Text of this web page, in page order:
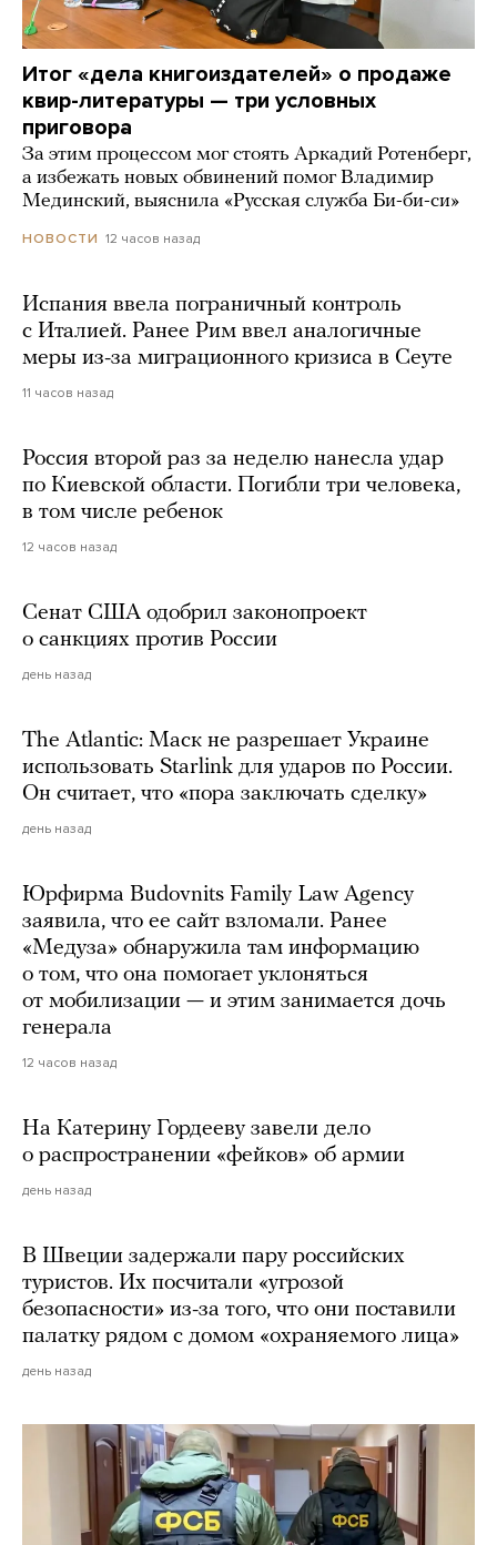
Итог «дела книгоиздателей» о продаже
квир-литературы — три условных
приговора
За этим процессом мог стоять Аркадий Ротенберг,
а избежать новых обвинений помог Владимир
Мединский, выяснила «Русская служба Би-би-си»
НОВОСТИ 12 часов назад
Испания ввела пограничный контроль
с Италией. Ранее Рим ввел аналогичные
меры из-за миграционного кризиса в Сеуте
11 часов назад
Россия второй раз за неделю нанесла удар
по Киевской области. Погибли три человека,
в том числе ребенок
12 часов назад
Сенат США одобрил законопроект
о санкциях против России
день назад
The Atlantic: Маск не разрешает Украине
использовать Starlink для ударов по России.
Он считает, что «пора заключать сделку»
день назад
Юрфирма Budovnits Family Law Agency
заявила, что ее сайт взломали. Ранее
«Медуза» обнаружила там информацию
о том, что она помогает уклоняться
от мобилизации — и этим занимается дочь
генерала
12 часов назад
На Катерину Гордееву завели дело
о распространении «фейков» об армии
день назад
В Швеции задержали пару российских
туристов. Их посчитали «угрозой
безопасности» из-за того, что они поставили
палатку рядом с домом «охраняемого лица»
день назад